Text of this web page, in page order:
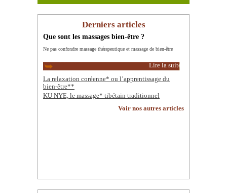
Derniers articles
Que sont les massages bien-être ?
Ne pas confondre massage thérapeutique et massage de bien-être
Lire la suite
La relaxation coréenne* ou l’apprentissage du
bien-être**
KU NYE, le massage* tibétain traditionnel
Voir nos autres articles